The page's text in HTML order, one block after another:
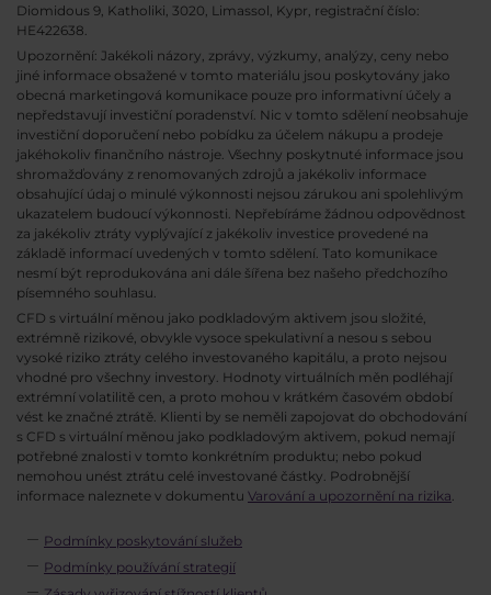
Diomidous 9, Katholiki, 3020, Limassol, Kypr, registrační číslo:
HE422638.
Upozornění: Jakékoli názory, zprávy, výzkumy, analýzy, ceny nebo
jiné informace obsažené v tomto materiálu jsou poskytovány jako
obecná marketingová komunikace pouze pro informativní účely a
nepředstavují investiční poradenství. Nic v tomto sdělení neobsahuje
investiční doporučení nebo pobídku za účelem nákupu a prodeje
jakéhokoliv finančního nástroje. Všechny poskytnuté informace jsou
shromažďovány z renomovaných zdrojů a jakékoliv informace
obsahující údaj o minulé výkonnosti nejsou zárukou ani spolehlivým
ukazatelem budoucí výkonnosti. Nepřebíráme žádnou odpovědnost
za jakékoliv ztráty vyplývající z jakékoliv investice provedené na
základě informací uvedených v tomto sdělení. Tato komunikace
nesmí být reprodukována ani dále šířena bez našeho předchozího
písemného souhlasu.
CFD s virtuální měnou jako podkladovým aktivem jsou složité,
extrémně rizikové, obvykle vysoce spekulativní a nesou s sebou
vysoké riziko ztráty celého investovaného kapitálu, a proto nejsou
vhodné pro všechny investory. Hodnoty virtuálních měn podléhají
extrémní volatilitě cen, a proto mohou v krátkém časovém období
vést ke značné ztrátě. Klienti by se neměli zapojovat do obchodování
s CFD s virtuální měnou jako podkladovým aktivem, pokud nemají
potřebné znalosti v tomto konkrétním produktu; nebo pokud
nemohou unést ztrátu celé investované částky. Podrobnější
informace naleznete v dokumentu Varování a upozornění na rizika
Podmínky poskytování služeb
Podmínky používání strategií